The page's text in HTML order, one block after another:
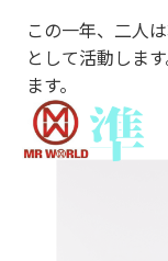
この一年、二人
として活動しま
ます。